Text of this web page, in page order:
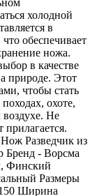
холодной
в
обеспечивает
ножа.
в качестве
природе. Этот
чтобы стать
охоте,
воздухе. Не
Разведчик из
Бренд - Ворсма
Финский
Размеры
Ширина